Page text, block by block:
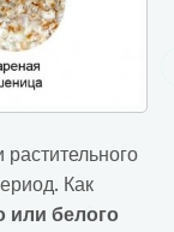
Как
или белого